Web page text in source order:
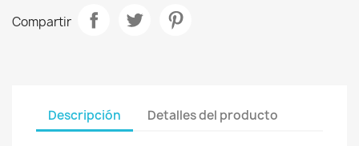
Compartir
Descripción Detalles del producto